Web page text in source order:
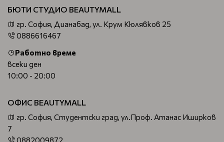
БЮТИ СТУДИО BEAUTYMALL
гр. София, Дианабад, ул. Крум Кюлявков 25
0886616467
Работно време
всеки ден
10:00 - 20:00
ОФИС BEAUTYMALL
гр. София, Студентски град, ул.Проф. Атанас Иширков
7
0882009872